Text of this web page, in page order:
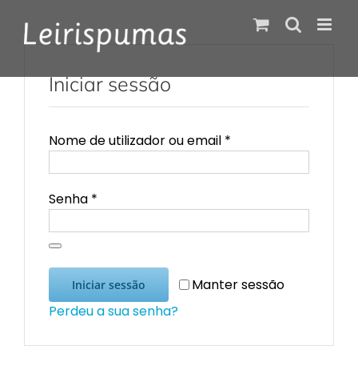
content
Iniciar sessão
Nome de utilizador ou email *
Senha *
Manter sessão
Iniciar sessão
Perdeu a sua senha?